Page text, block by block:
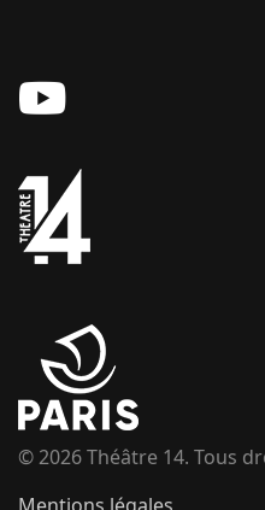
© 2026 Théâtre 14. Tous